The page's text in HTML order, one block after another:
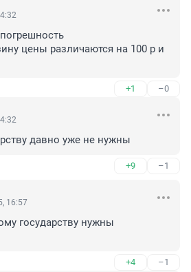
цены различаются на 100 р и
+1 –0
давно уже не нужны
+9 –1
16:57
государству нужны
+4 –1